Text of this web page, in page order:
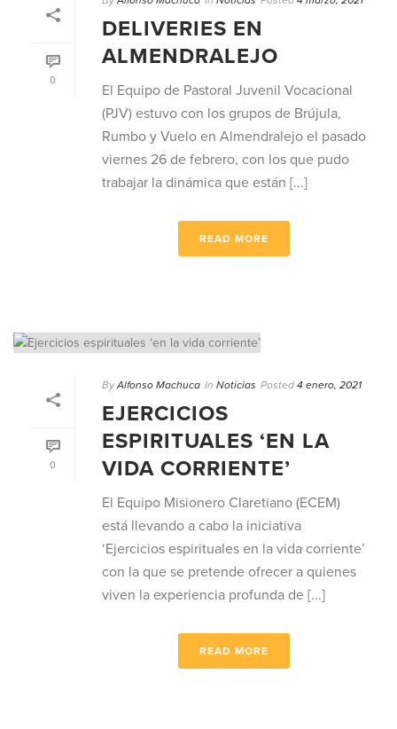
0
DELIVERIES EN
ALMENDRALEJO
El Equipo de Pastoral Juvenil Vocacional
(PJV) estuvo con los grupos de Brújula,
Rumbo y Vuelo en Almendralejo el pasado
viernes 26 de febrero, con los que pudo
trabajar la dinámica que están [...]
READ MORE
0
By Alfonso Machuca In Noticias Posted 4 enero, 2021
EJERCICIOS
ESPIRITUALES ‘EN LA
VIDA CORRIENTE’
El Equipo Misionero Claretiano (ECEM)
está llevando a cabo la iniciativa
‘Ejercicios espirituales en la vida corriente’
con la que se pretende ofrecer a quienes
viven la experiencia profunda de [...]
READ MORE